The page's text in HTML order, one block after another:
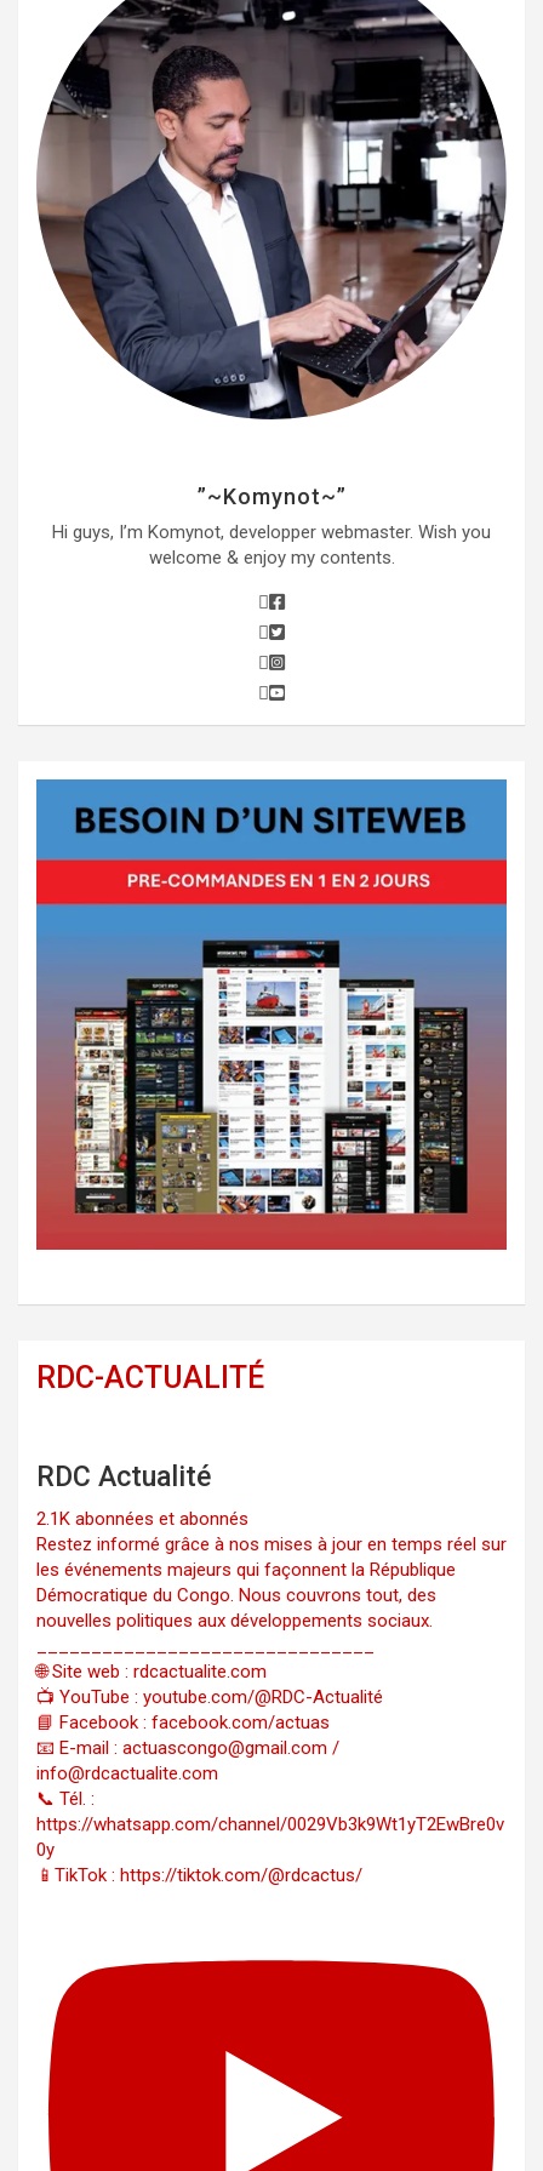
”~Komynot~”
Hi guys, I’m Komynot, developper webmaster. Wish you
welcome & enjoy my contents.
RDC-ACTUALITÉ
RDC Actualité
2.1K abonnées et abonnés
Restez informé grâce à nos mises à jour en temps réel sur
les événements majeurs qui façonnent la République
Démocratique du Congo. Nous couvrons tout, des
nouvelles politiques aux développements sociaux.
🌐 Site web : rdcactualite.com
📺 YouTube : youtube.com/@RDC-Actualité
📘 Facebook : facebook.com/actuas
📧 E-mail : actuascongo@gmail.com /
info@rdcactualite.com
📞 Tél. : ‪‪‪‪‪‪‪‪‪‪‪‪‪‪‪‪‪‪‪‪‪‪‪‪‪‪‪‪‪‪‪‪
https://whatsapp.com/channel/0029Vb3k9Wt1yT2EwBre0v
0y
📱TikTok : https://tiktok.com/@rdcactus/